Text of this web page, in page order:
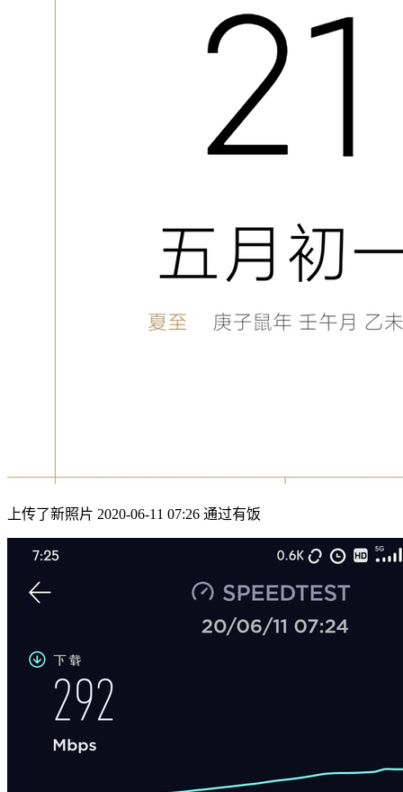
上传了新照片 2020-06-11 07:26 通过有饭